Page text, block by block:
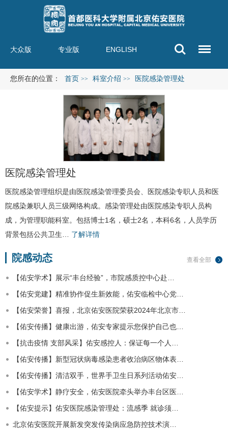
大众版 专业版 ENGLISH
您所在的位置： 首页 >> 科室介绍 >> 医院感染管理处
医院感染管理处
医院感染管理组织是由医院感染管理委员会、医院感染专职人员和医
院感染兼职人员三级网络构成。感染管理处由医院感染专职人员构
成，为管理职能科室。包括博士1名，硕士2名，本科6名，人员学历
背景包括公共卫生… 了解详情
查看全部
院感动态
【佑安学术】展示“丰台经验”，市院感质控中心赴…
【佑安党建】精准协作促生新效能，佑安临检中心党…
【佑安荣誉】喜报，北京佑安医院荣获2024年北京市…
【佑安传播】健康出游，佑安专家提示您保护自己也…
【抗击疫情 支部风采】佑安感控人：保证每一个人…
【佑安传播】新型冠状病毒感染患者收治病区物体表…
【佑安传播】清洁双手，世界手卫生日系列活动佑安…
【佑安学术】静疗安全，佑安医院牵头举办丰台区医…
【佑安提示】佑安医院感染管理处：流感季 就诊须…
北京佑安医院开展新发突发传染病应急防控技术演…